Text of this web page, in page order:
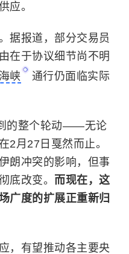
应。
据报道，部分交易员
在于协议细节尚不明
峡
通行仍面临实际
的整个轮动——无论
月27日戛然而止。
朗冲突的影响，但事
底改变。 而现在，这
广度的扩展正重新归
，有望推动各主要央